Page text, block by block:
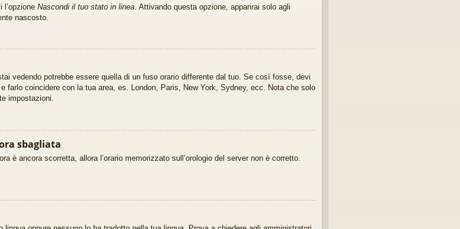
l’opzione Nascondi il tuo stato in linea . Attivando questa opzione, apparirai solo agli
nascosto.
vedendo potrebbe essere quella di un fuso orario differente dal tuo. Se così fosse, devi
farlo coincidere con la tua area, es. London, Paris, New York, Sydney, ecc. Nota che solo
impostazioni.
sbagliata
è ancora scorretta, allora l’orario memorizzato sull’orologio del server non è corretto.